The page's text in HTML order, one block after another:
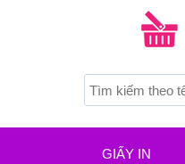
GIẤY IN